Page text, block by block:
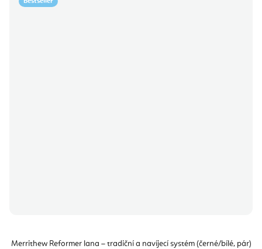
Merrithew Reformer lana – tradiční a navíjecí systém (černé/bílé, pár)